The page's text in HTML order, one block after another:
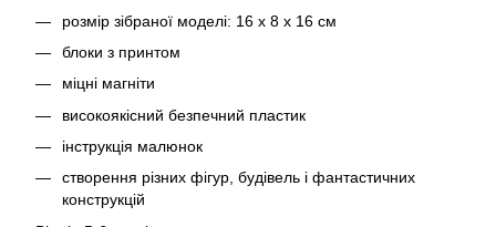
розмір зібраної моделі: 16 х 8 х 16 см
блоки з принтом
міцні магніти
високоякісний безпечний пластик
інструкція малюнок
створення різних фігур, будівель і фантастичних
конструкцій